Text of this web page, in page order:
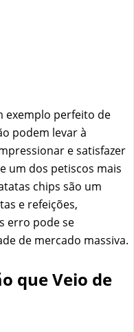
exemplo perfeito de
podem levar à
e satisfazer
um dos petiscos mais
chips são um
e refeições,
erro pode se
de mercado massiva.
que Veio de